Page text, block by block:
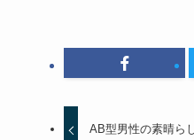
AB型男性の素晴ら